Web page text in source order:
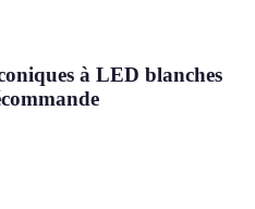
à LED blanches